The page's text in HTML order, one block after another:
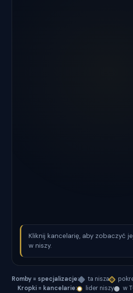
Kliknij kancelarię, aby zobaczyć
w niszy.
Romby = specjalizacje: ta nisza
Kropki = kancelarie:
lider niszy w